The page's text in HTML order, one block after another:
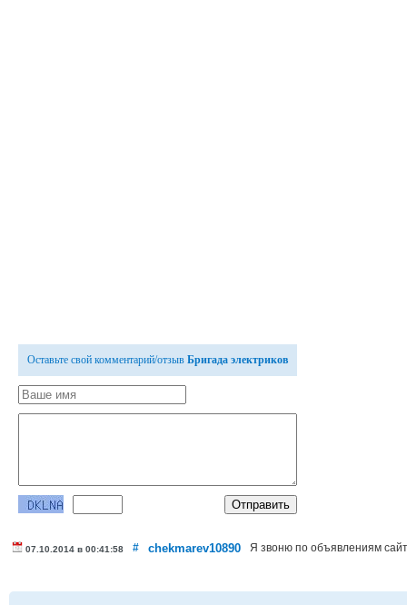
Оставьте свой комментарий/отзыв Бригада электриков
chekmarev10890
07.10.2014 в 00:41:58 # Я звоню по объявлениям